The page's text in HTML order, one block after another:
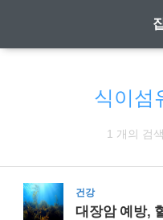
식이섬
1 개의 검
건강
대장암 예방,